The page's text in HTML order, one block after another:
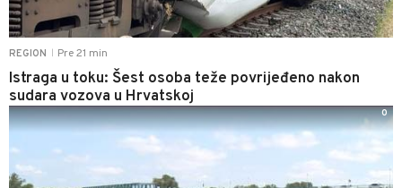
REGION Pre 21 min
Istraga u toku: Šest osoba teže povrijeđeno nakon
sudara vozova u Hrvatskoj
0